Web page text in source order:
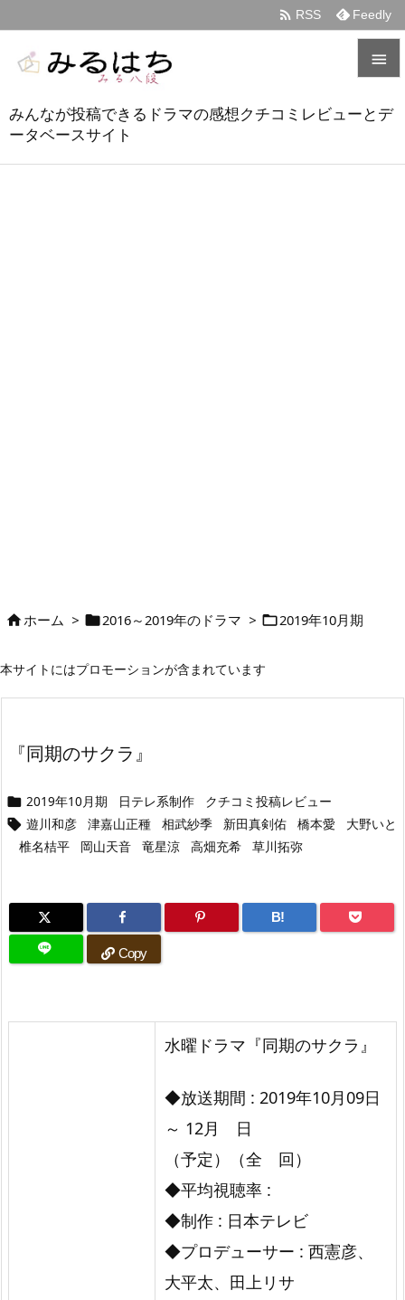
みんなが投稿できるドラマの感想クチコミレビューとデ
ータベースサイト

メニュ
 RSS Feedly
ホーム > 2016～2019年のドラマ > 2019年10月期
本サイトにはプロモーションが含まれています
『同期のサクラ』
 2019年10月期 日テレ系制作 クチコミ投稿レビュー
 遊川和彦 津嘉山正種 相武紗季 新田真剣佑 橋本愛
大野いと
椎名桔平
岡山天音 竜星涼 高畑充希 草川拓弥
B!
Copy
水曜ドラマ『同期のサクラ』
◆放送期間 : 2019年10月09日
～ 12月 日
（予定）（全 回）
◆平均視聴率 :
◆制作 : 日本テレビ
◆プロデューサー : 西憲彦、
大平太、田上リサ